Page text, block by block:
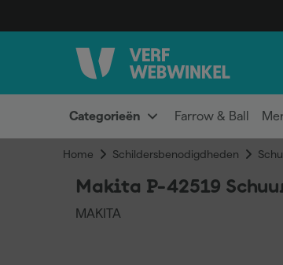
Categorieën Farrow & Ball
Home Schildersbenodigdheden
Makita P-42519
MAKITA